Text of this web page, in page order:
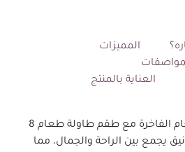
المميزات
العناية بالمنتج
استمتع بتجربة تناول الطعام الفاخرة مع طقم طاولة طعام 8
يجمع بين الراحة والجمال، مما